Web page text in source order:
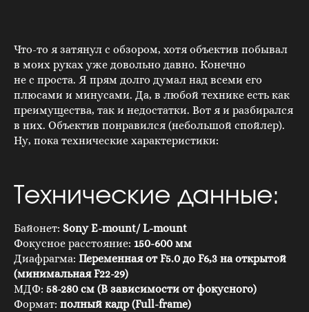
Что-то я затянул с обзором, хотя объектив побывал
в моих руках уже довольно давно. Конечно
не с проста. Я прям долго думал над всеми его
плюсами и минусами. Да, в любой технике есть как
преимущества, так и недостатки. Вот я и разбирался
в них. Объектив понравился (небольшой спойлер).
Ну, пока технические характеристики:
Технические данные:
Байонет: Sony E-mount/ L-mount
Фокусное расстояние: 150-600 мм
Диафрагма: Переменная от F5.0 до F6,3 на открытой
(минимальная F22-29)
МДФ: 58-280 см (В зависимости от фокусного)
Формат: полный кадр (Full-frame)